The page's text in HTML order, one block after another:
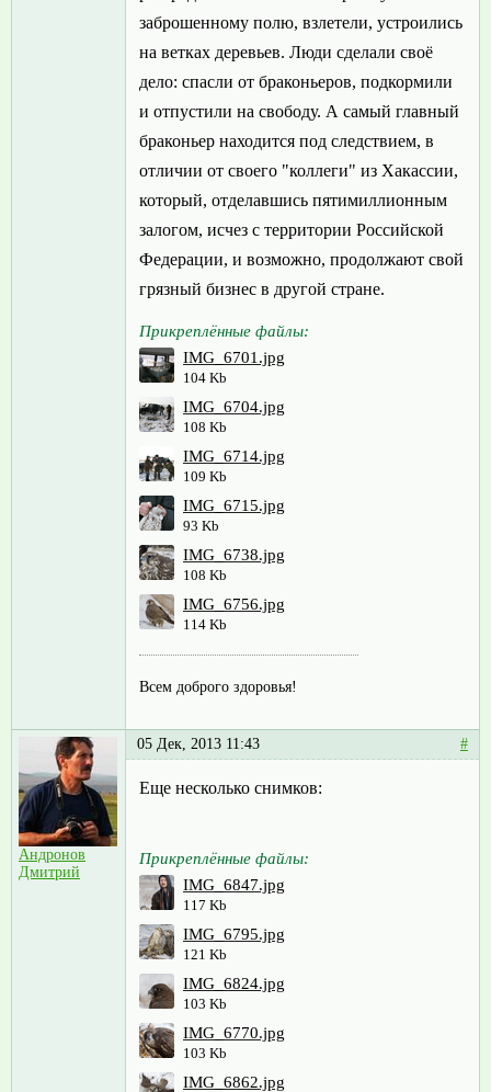
заброшенному полю, взлетели, устроились
на ветках деревьев. Люди сделали своё
дело: спасли от браконьеров, подкормили
и отпустили на свободу. А самый главный
браконьер находится под следствием, в
отличии от своего "коллеги" из Хакассии,
который, отделавшись пятимиллионным
залогом, исчез с территории Российской
Федерации, и возможно, продолжают свой
грязный бизнес в другой стране.
Прикреплённые файлы:
IMG_6701.jpg
104 Kb
IMG_6704.jpg
108 Kb
IMG_6714.jpg
109 Kb
IMG_6715.jpg
93 Kb
IMG_6738.jpg
108 Kb
IMG_6756.jpg
114 Kb
Всем доброго здоровья!
Андронов
Дмитрий
05 Дек, 2013 11:43 #
Еще несколько снимков:
Прикреплённые файлы:
IMG_6847.jpg
117 Kb
IMG_6795.jpg
121 Kb
IMG_6824.jpg
103 Kb
IMG_6770.jpg
103 Kb
IMG_6862.jpg